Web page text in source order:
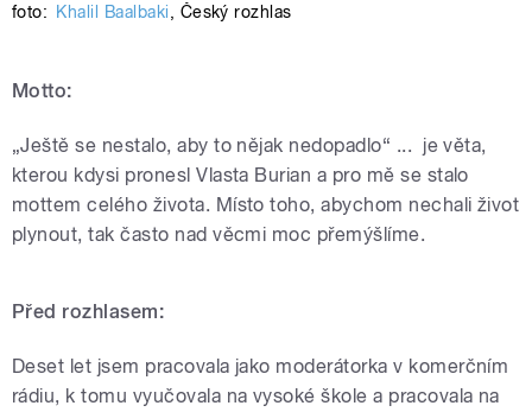
foto: Khalil Baalbaki, Český rozhlas
Motto:
„Ještě se nestalo, aby to nějak nedopadlo“ ... je věta,
kterou kdysi pronesl Vlasta Burian a pro mě se stalo
mottem celého života. Místo toho, abychom nechali život
plynout, tak často nad věcmi moc přemýšlíme.
Před rozhlasem:
Deset let jsem pracovala jako moderátorka v komerčním
rádiu, k tomu vyučovala na vysoké škole a pracovala na